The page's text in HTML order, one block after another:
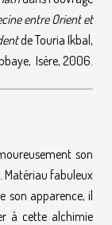
entre Orient et
de Touria Ikbal,
Isère, 2006.
son
Matériau fabuleux
son apparence, il
à cette alchimie